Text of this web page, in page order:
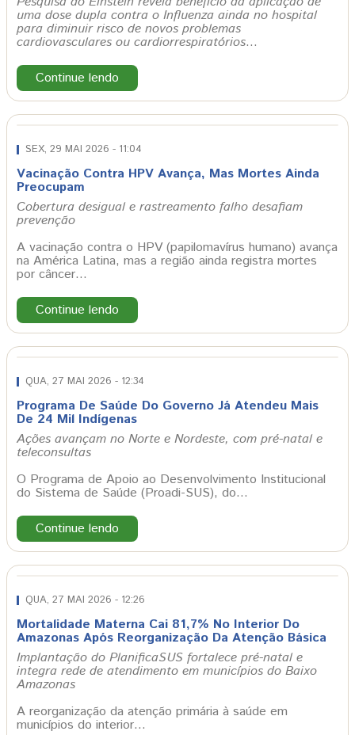
uma dose dupla contra o Influenza ainda no hospital
para diminuir risco de novos problemas
cardiovasculares ou cardiorrespiratórios…
Continue lendo
SEX, 29 MAI 2026 - 11:04
Vacinação Contra HPV Avança, Mas Mortes Ainda
Preocupam
Cobertura desigual e rastreamento falho desafiam
prevenção
A vacinação contra o HPV (papilomavírus humano) avança
na América Latina, mas a região ainda registra mortes
por câncer…
Continue lendo
QUA, 27 MAI 2026 - 12:34
Programa De Saúde Do Governo Já Atendeu Mais
De 24 Mil Indígenas
Ações avançam no Norte e Nordeste, com pré-natal e
teleconsultas
O Programa de Apoio ao Desenvolvimento Institucional
do Sistema de Saúde (Proadi-SUS), do…
Continue lendo
QUA, 27 MAI 2026 - 12:26
Mortalidade Materna Cai 81,7% No Interior Do
Amazonas Após Reorganização Da Atenção Básica
Implantação do PlanificaSUS fortalece pré-natal e
integra rede de atendimento em municípios do Baixo
Amazonas
A reorganização da atenção primária à saúde em
municípios do interior…